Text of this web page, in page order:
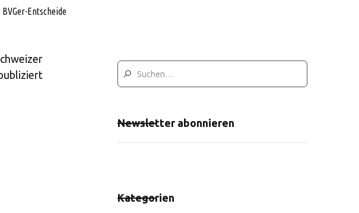
BVGer-Entscheide
Newsletter abonnieren
Kategorien